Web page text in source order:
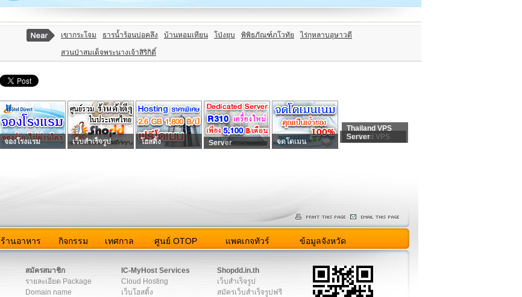
เขากระโจม ธารน้ำร้อนบ่อคลึง บ้านหอมเทียน โป่งยุบ พิพิธภัณฑ์ภโวทัย ไร่กุหลาบอุษาวดี
สวนป่าสมเด็จพระนางเจ้าสิริกิติ์
จองโรงแรม เว็บสำเร็จรูป โฮสติ้ง Server จดโดเมน
Thailand VPS
Thailand VPS
Server
ร้านอาหาร กิจกรรม เทศกาล ศูนย์ OTOP แพคเกจทัวร์ ข้อมูลจังหวัด
สมัครสมาชิก
รายละเอียด Package
Domain name
IC-MyHost Services
Cloud Hosting
เว็บโฮสติ้ง
Shopdd.in.th
เว็บสำเร็จรูป
สมัครเว็บสำเร็จรูปฟรี